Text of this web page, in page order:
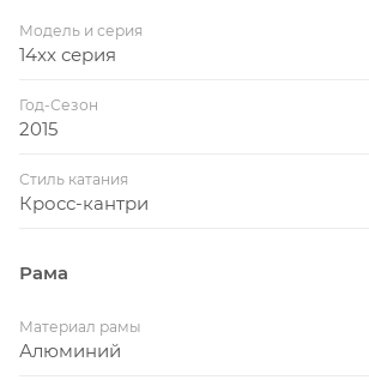
Модель и серия
14xx серия
Год-Сезон
2015
Стиль катания
Кросс-кантри
Рама
Материал рамы
Алюминий